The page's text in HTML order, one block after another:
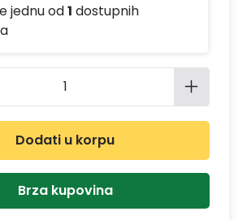
jednu od1 dostupnih
proizvoda: Unesite
Dodati u korpu
Brza kupovina